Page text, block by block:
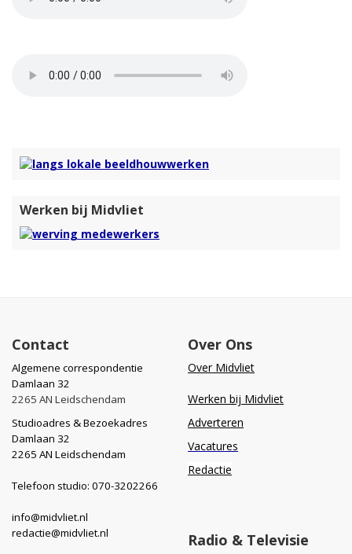
Werken bij Midvliet
Contact
Algemene correspondentie
Damlaan 32
2265 AN Leidschendam
Studioadres & Bezoekadres
Damlaan 32
2265 AN Leidschendam
Telefoon studio: 070-3202266
info@midvliet.nl
redactie@midvliet.nl
Over Ons
Over Midvliet
Werken bij Midvliet
Adverteren
Vacatures
Redactie
Radio & Televisie